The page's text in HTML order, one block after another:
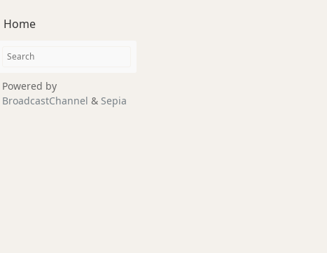
Home
Powered by
BroadcastChannel & Sepia